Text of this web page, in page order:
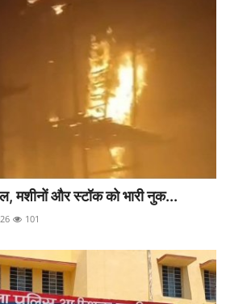
मशीनों और स्टॉक को भारी नुक...
101